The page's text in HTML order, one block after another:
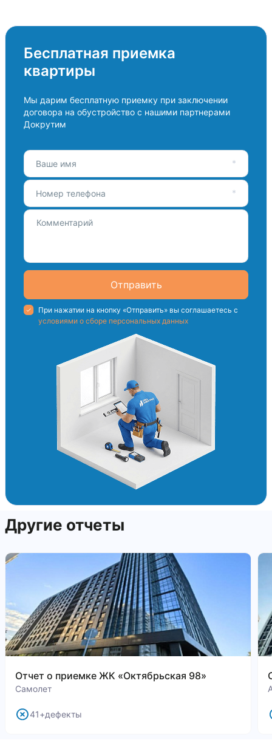
Бесплатная приемка
квартиры
Мы дарим бесплатную приемку при заключении
договора на обустройство с нашими партнерами
Докрутим
Ваше имя
Номер телефона
Отправить
При нажатии на кнопку «Отправить» вы соглашаетесь с
условиями о сборе персональных данных
Другие отчеты
Отчет о приемке ЖК «Октябрьская 98»
Самолет
41+дефекты